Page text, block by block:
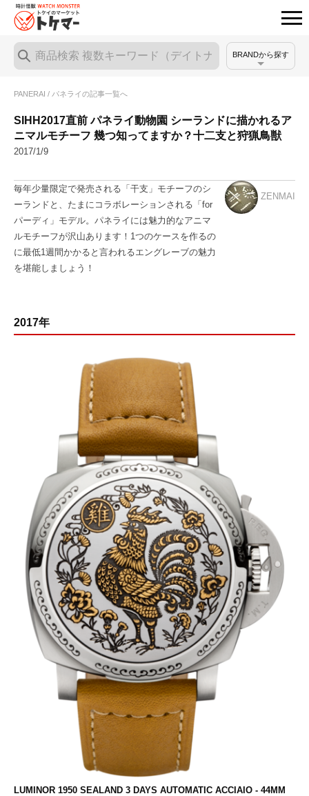
BRANDから探す
PANERAI / パネライの記事一覧へ
SIHH2017直前 パネライ動物園 シーランドに描かれるア
ニマルモチーフ 幾つ知ってますか？十二支と狩猟鳥獣
2017/1/9
ZENMAI
毎年少量限定で発売される「干支」モチーフのシ
ーランドと、たまにコラボレーションされる「for
パーディ」モデル。パネライには魅力的なアニマ
ルモチーフが沢山あります！1つのケースを作るの
に最低1週間かかると言われるエングレーブの魅力
を堪能しましょう！
2017年
LUMINOR 1950 SEALAND 3 DAYS AUTOMATIC ACCIAIO - 44MM